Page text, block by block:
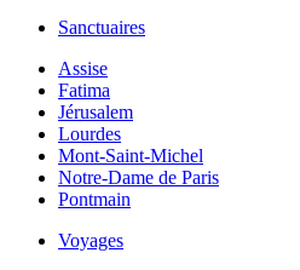
Sanctuaires
Assise
Fatima
Jérusalem
Lourdes
Mont-Saint-Michel
Notre-Dame de Paris
Pontmain
Voyages